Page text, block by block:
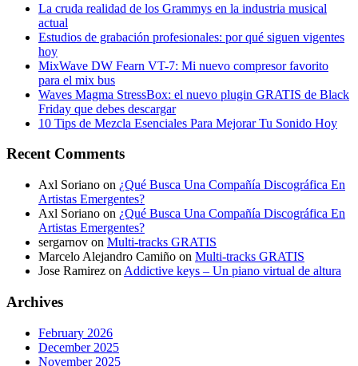
La cruda realidad de los Grammys en la industria musical
actual
Estudios de grabación profesionales: por qué siguen vigentes
hoy
MixWave DW Fearn VT-7: Mi nuevo compresor favorito
para el mix bus
Waves Magma StressBox: el nuevo plugin GRATIS de Black
Friday que debes descargar
10 Tips de Mezcla Esenciales Para Mejorar Tu Sonido Hoy
Recent Comments
Axl Soriano on ¿Qué Busca Una Compañía Discográfica En
Artistas Emergentes?
Axl Soriano on ¿Qué Busca Una Compañía Discográfica En
Artistas Emergentes?
sergarnov on Multi-tracks GRATIS
Marcelo Alejandro Camiño on Multi-tracks GRATIS
Jose Ramirez on Addictive keys – Un piano virtual de altura
Archives
February 2026
December 2025
November 2025